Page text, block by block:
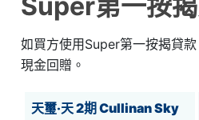
如買方使用Super第一按揭貸
現金回贈。
天璽‧天 2期 Cullinan Sky